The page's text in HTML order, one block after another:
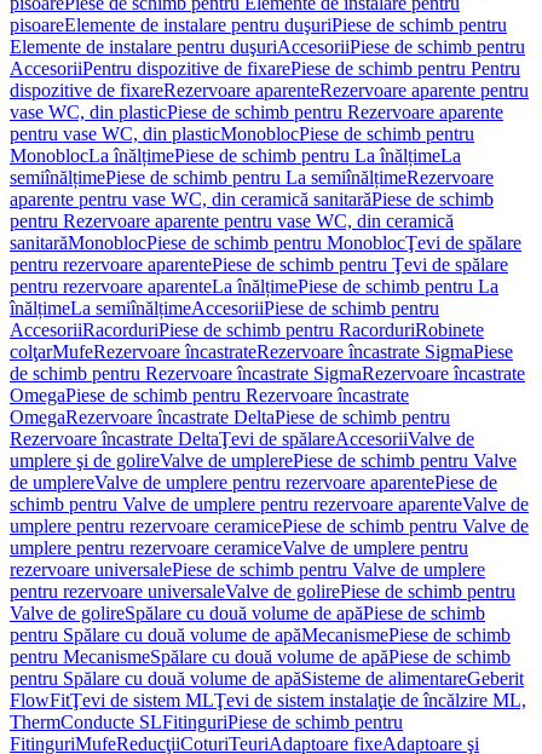
pisoareElemente de instalare pentru duşuriPiese de schimb pentru
Elemente de instalare pentru duşuriAccesoriiPiese de schimb pentru
AccesoriiPentru dispozitive de fixarePiese de schimb pentru Pentru
dispozitive de fixareRezervoare aparenteRezervoare aparente pentru
vase WC, din plasticPiese de schimb pentru Rezervoare aparente
pentru vase WC, din plasticMonoblocPiese de schimb pentru
MonoblocLa înălțimePiese de schimb pentru La înălțimeLa
semiînălțimePiese de schimb pentru La semiînălțimeRezervoare
aparente pentru vase WC, din ceramică sanitarăPiese de schimb
pentru Rezervoare aparente pentru vase WC, din ceramică
sanitarăMonoblocPiese de schimb pentru MonoblocŢevi de spălare
pentru rezervoare aparentePiese de schimb pentru Ţevi de spălare
pentru rezervoare aparenteLa înălțimePiese de schimb pentru La
înălțimeLa semiînălțimeAccesoriiPiese de schimb pentru
AccesoriiRacorduriPiese de schimb pentru RacorduriRobinete
colţarMufeRezervoare încastrateRezervoare încastrate SigmaPiese
de schimb pentru Rezervoare încastrate SigmaRezervoare încastrate
OmegaPiese de schimb pentru Rezervoare încastrate
OmegaRezervoare încastrate DeltaPiese de schimb pentru
Rezervoare încastrate DeltaŢevi de spălareAccesoriiValve de
umplere şi de golireValve de umplerePiese de schimb pentru Valve
de umplereValve de umplere pentru rezervoare aparentePiese de
schimb pentru Valve de umplere pentru rezervoare aparenteValve de
umplere pentru rezervoare ceramicePiese de schimb pentru Valve de
umplere pentru rezervoare ceramiceValve de umplere pentru
rezervoare universalePiese de schimb pentru Valve de umplere
pentru rezervoare universaleValve de golirePiese de schimb pentru
Valve de golireSpălare cu două volume de apăPiese de schimb
pentru Spălare cu două volume de apăMecanismePiese de schimb
pentru MecanismeSpălare cu două volume de apăPiese de schimb
pentru Spălare cu două volume de apăSisteme de alimentareGeberit
FlowFitŢevi de sistem MLŢevi de sistem instalaţie de încălzire ML,
ThermConducte SLFitinguriPiese de schimb pentru
FitinguriMufeReducţiiCoturiTeuriAdaptoare fixeAdaptoare şi